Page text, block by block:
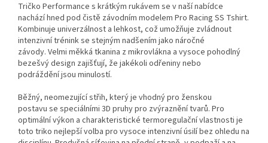
Tričko Performance s krátkým rukávem se v naší nabídce
nachází hned pod čistě závodním modelem Pro Racing SS Tshirt.
Kombinuje univerzálnost a lehkost, což umožňuje zvládnout
intenzivní trénink se stejným nadšením jako náročné
závody. Velmi měkká tkanina z mikrovlákna a vysoce pohodlný
bezešvý design zajišťují, že jakékoli odřeniny nebo
podráždění jsou minulostí.
Běžný, neomezující střih, který je vhodný pro ženskou
postavu se speciálními 3D pruhy pro zvýraznění tvarů. Pro
optimální výkon a charakteristické termoregulační vlastnosti je
toto triko nejlepší volba pro vysoce intenzivní úsilí bez ohledu na